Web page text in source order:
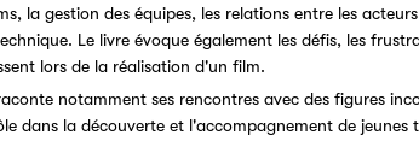
la gestion des équipes, les relations entre les
Le livre évoque également les défis, les
lors de la réalisation d'un film.
notamment ses rencontres avec des figures
dans la découverte et l'accompagnement de jeunes